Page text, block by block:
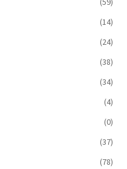
(14)
(24)
(38)
(34)
(4)
(0)
(37)
(78)